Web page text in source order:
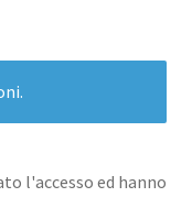
l'accesso ed hanno